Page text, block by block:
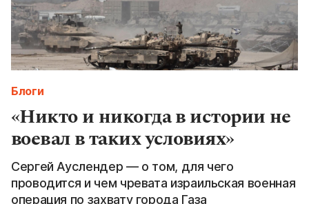
Блоги
«Никто и никогда в истории не
воевал в таких условиях»
Сергей Ауслендер — о том, для чего
проводится и чем чревата израильская военная
операция по захвату города Газа